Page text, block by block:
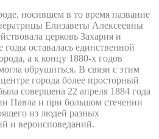
носившем в то время название
Елизаветы Алексеевны
церковь Захария и
годы оставалась единственной
а к концу 1880-х годов
обрушиться. В связи с этим
города более просторный
совершена 22 апреля 1884 года
Павла и при большом стечении
из людей разных
и вероисповеданий.